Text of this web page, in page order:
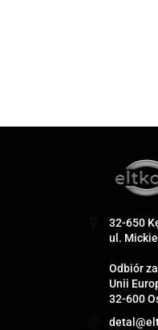
32-650
ul.
Odbiór
Unii
32-600